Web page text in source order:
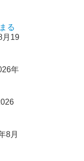
る
月19
年
8月